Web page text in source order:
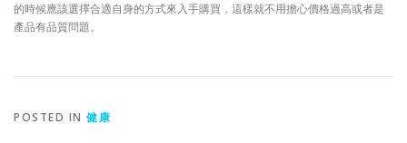
的時候應該選擇合適自身的方式來入手購買，這樣就不用擔心價格過高或者是
產品有品質問題。
POSTED IN 健康